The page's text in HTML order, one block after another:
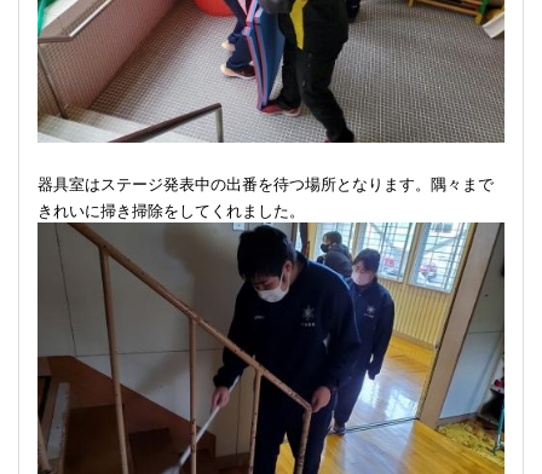
器具室はステージ発表中の出番を待つ場所となります。隅々まで
きれいに掃き掃除をしてくれました。